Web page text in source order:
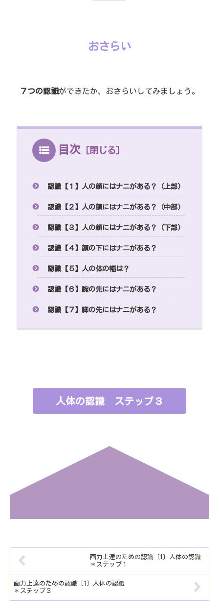
おさらい
７つの認識ができたか、おさらいしてみましょう。
目次
認識【１】人の顔にはナニがある？（上部）
認識【２】人の顔にはナニがある？（中部）
認識【３】人の顔にはナニがある？（下部）
認識【４】顔の下にはナニがある？
認識【５】人の体の幅は？
認識【６】腕の先にはナニがある？
認識【７】脚の先にはナニがある？
人体の認識 ステップ３
画力上達のための認識〔1〕人体の認識
＊ステップ１
画力上達のための認識〔1〕人体の認識
＊ステップ３